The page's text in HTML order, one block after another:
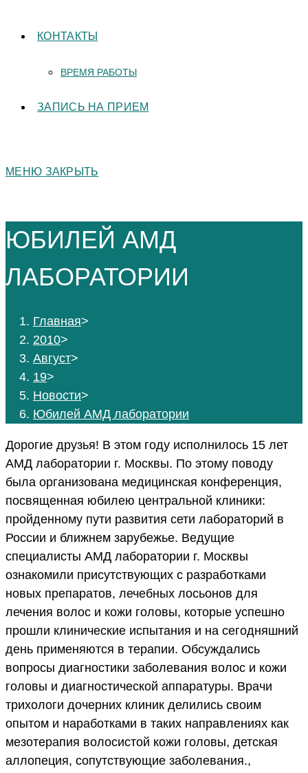
КОНТАКТЫ
ВРЕМЯ РАБОТЫ
ЗАПИСЬ НА ПРИЕМ
МЕНЮ ЗАКРЫТЬ
ЮБИЛЕЙ АМД
ЛАБОРАТОРИИ
Главная>
2010>
Август>
19>
Новости>
Юбилей АМД лаборатории
Дорогие друзья! В этом году исполнилось 15 лет
АМД лаборатории г. Москвы. По этому поводу
была организована медицинская конференция,
посвященная юбилею центральной клиники:
пройденному пути развития сети лабораторий в
России и ближнем зарубежье. Ведущие
специалисты АМД лаборатории г. Москвы
ознакомили присутствующих с разработками
новых препаратов, лечебных лосьонов для
лечения волос и кожи головы, которые успешно
прошли клинические испытания и на сегодняшний
день применяются в терапии. Обсуждались
вопросы диагностики заболевания волос и кожи
головы и диагностической аппаратуры. Врачи
трихологи дочерних клиник делились своим
опытом и наработками в таких направлениях как
мезотерапия волосистой кожи головы, детская
аллопеция, сопутствующие заболевания.,